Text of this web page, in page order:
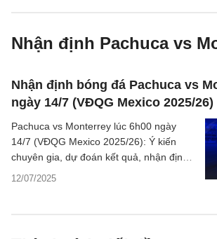
Nhận định Pachuca vs
Nhận định bóng đá Pachuca vs
ngày 14/7 (VĐQG Mexico 2025/26)
12/07/2025
Pachuca vs Monterrey lúc 6h00 ngày
14/7 (VĐQG Mexico 2025/26): Ý kiến
chuyên gia, dự đoán kết quả, nhận định -
phân tích trận đấu, thống kê chi tiết về